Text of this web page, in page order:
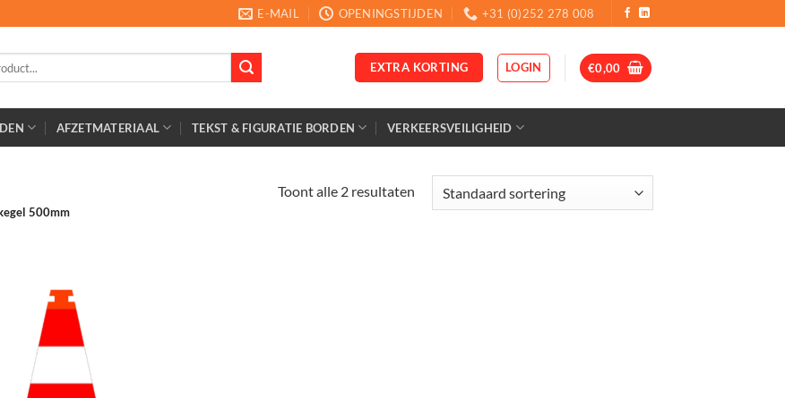
E-MAIL OPENINGSTIJDEN +31 (0)252 278 008
EXTRA KORTING LOGIN €0,00
AFZETMATERIAAL TEKST & FIGURATIE BORDEN VERKEERSVEILIGHEID
500mm
Toont alle 2 resultaten